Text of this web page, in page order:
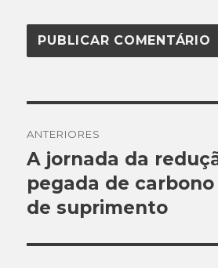
de
Post
ANTERIORES
Post
anterior:
A jornada da
pegada de
de suprimento